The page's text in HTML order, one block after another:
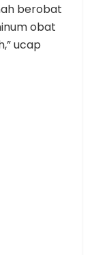
berobat
obat
ucap